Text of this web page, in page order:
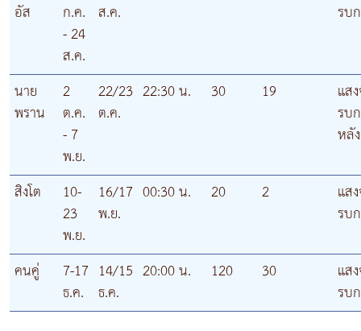
อัส ก.ค.
- 24
ส.ค.
ส.ค. รบ
นาย
พราน
2
ต.ค.
- 7
พ.ย.
22/23
ต.ค.
22:30 น. 30 19 แส
รบ
หลั
สิงโต 10-
23
พ.ย.
16/17
พ.ย.
00:30 น. 20 2 แส
รบ
คนคู่ 7-17
ธ.ค.
14/15
ธ.ค.
20:00 น. 120 30 แส
รบ